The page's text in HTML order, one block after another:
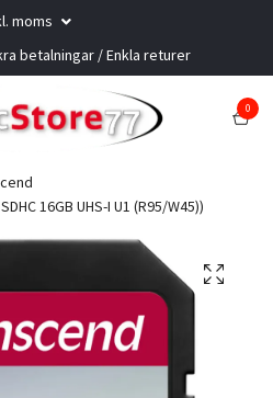
moms
betalningar / Enkla returer
0
16GB UHS-I U1 (R95/W45))